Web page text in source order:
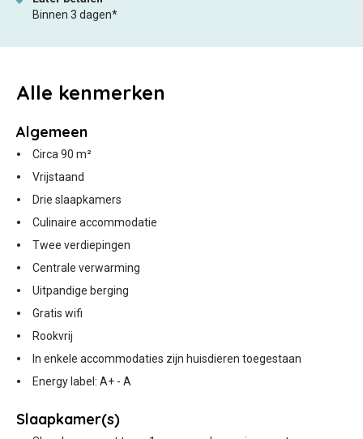
Alle kenmerken
Algemeen
Circa 90 m²
Vrijstaand
Drie slaapkamers
Culinaire accommodatie
Twee verdiepingen
Centrale verwarming
Uitpandige berging
Gratis wifi
Rookvrij
In enkele accommodaties zijn huisdieren toegestaan
Energy label: A+ - A
Slaapkamer(s)